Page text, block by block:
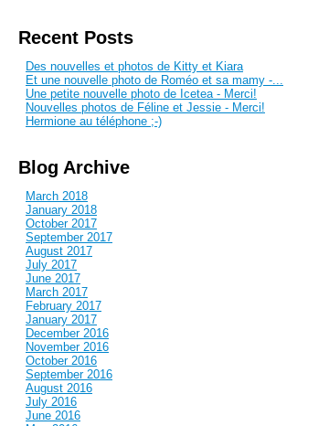
Recent Posts
Des nouvelles et photos de Kitty et Kiara
Et une nouvelle photo de Roméo et sa mamy -...
Une petite nouvelle photo de Icetea - Merci!
Nouvelles photos de Féline et Jessie - Merci!
Hermione au téléphone ;-)
Blog Archive
March 2018
January 2018
October 2017
September 2017
August 2017
July 2017
June 2017
March 2017
February 2017
January 2017
December 2016
November 2016
October 2016
September 2016
August 2016
July 2016
June 2016